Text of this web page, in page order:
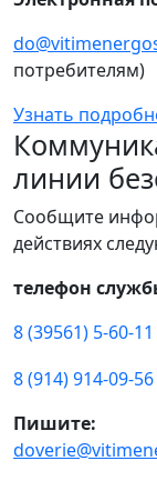
потребителям)
Узнать
линии
Сообщите
действиях
телефон
8 (39561) 5-60-11
8 (914) 914-09-56
Пишите: